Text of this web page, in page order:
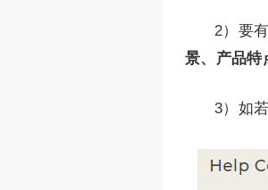
2）要
景、产品特
3）如